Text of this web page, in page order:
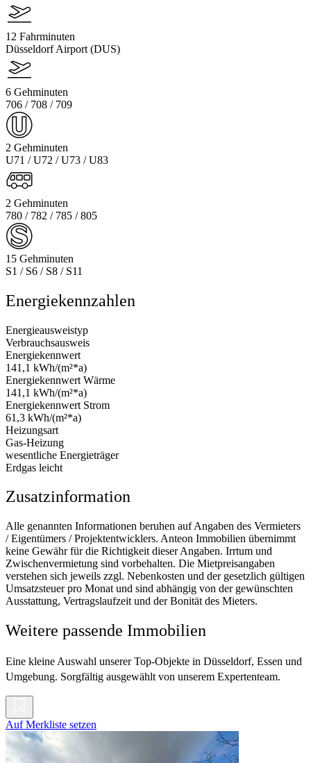
12 Fahrminuten
Düsseldorf Airport (DUS)
6 Gehminuten
706 / 708 / 709
2 Gehminuten
U71 / U72 / U73 / U83
2 Gehminuten
780 / 782 / 785 / 805
15 Gehminuten
S1 / S6 / S8 / S11
Energiekennzahlen
Energieausweistyp
Verbrauchsausweis
Energiekennwert
141,1 kWh/(m²*a)
Energiekennwert Wärme
141,1 kWh/(m²*a)
Energiekennwert Strom
61,3 kWh/(m²*a)
Heizungsart
Gas-Heizung
wesentliche Energieträger
Erdgas leicht
Zusatzinformation
Alle genannten Informationen beruhen auf Angaben des Vermieters
/ Eigentümers / Projektentwicklers. Anteon Immobilien übernimmt
keine Gewähr für die Richtigkeit dieser Angaben. Irrtum und
Zwischenvermietung sind vorbehalten. Die Mietpreisangaben
verstehen sich jeweils zzgl. Nebenkosten und der gesetzlich gültigen
Umsatzsteuer pro Monat und sind abhängig von der gewünschten
Ausstattung, Vertragslaufzeit und der Bonität des Mieters.
Weitere passende Immobilien
Eine kleine Auswahl unserer Top-Objekte in Düsseldorf, Essen und
Umgebung. Sorgfältig ausgewählt von unserem Expertenteam.
Auf Merkliste setzen